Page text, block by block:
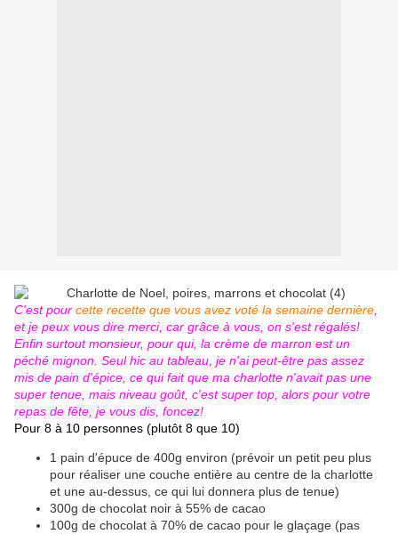
C'est pour cette recette que vous avez voté la semaine dernière
et je peux vous dire merci, car grâce à vous, on s'est régalés!
Enfin surtout monsieur, pour qui, la crème de marron est un
péché mignon. Seul hic au tableau, je n'ai peut-être pas assez
mis de pain d'épice, ce qui fait que ma charlotte n'avait pas une
super tenue, mais niveau goût, c'est super top, alors pour votre
repas de fête, je vous dis, foncez!
Pour 8 à 10 personnes (plutôt 8 que 10)
1 pain d'épuce de 400g environ (prévoir un petit peu plus
pour réaliser une couche entière au centre de la charlotte
et une au-dessus, ce qui lui donnera plus de tenue)
300g de chocolat noir à 55% de cacao
100g de chocolat à 70% de cacao pour le glaçage (pas